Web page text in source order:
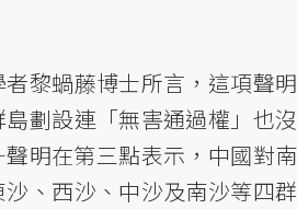
黎蝸藤博士所言，這項聲明
劃設連「無害通過權」也沒
明在第三點表示，中國對南
、西沙、中沙及南沙等四群